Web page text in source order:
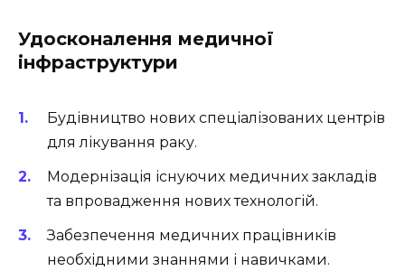
Удосконалення медичної
інфраструктури
Будівництво нових спеціалізованих центрів
для лікування раку.
Модернізація існуючих медичних закладів
та впровадження нових технологій.
Забезпечення медичних працівників
необхідними знаннями і навичками.